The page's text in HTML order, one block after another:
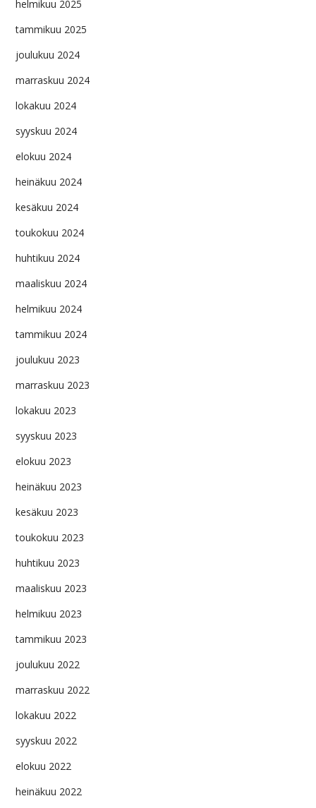
helmikuu 2025
tammikuu 2025
joulukuu 2024
marraskuu 2024
lokakuu 2024
syyskuu 2024
elokuu 2024
heinäkuu 2024
kesäkuu 2024
toukokuu 2024
huhtikuu 2024
maaliskuu 2024
helmikuu 2024
tammikuu 2024
joulukuu 2023
marraskuu 2023
lokakuu 2023
syyskuu 2023
elokuu 2023
heinäkuu 2023
kesäkuu 2023
toukokuu 2023
huhtikuu 2023
maaliskuu 2023
helmikuu 2023
tammikuu 2023
joulukuu 2022
marraskuu 2022
lokakuu 2022
syyskuu 2022
elokuu 2022
heinäkuu 2022